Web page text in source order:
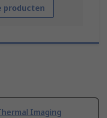
producten
Imaging